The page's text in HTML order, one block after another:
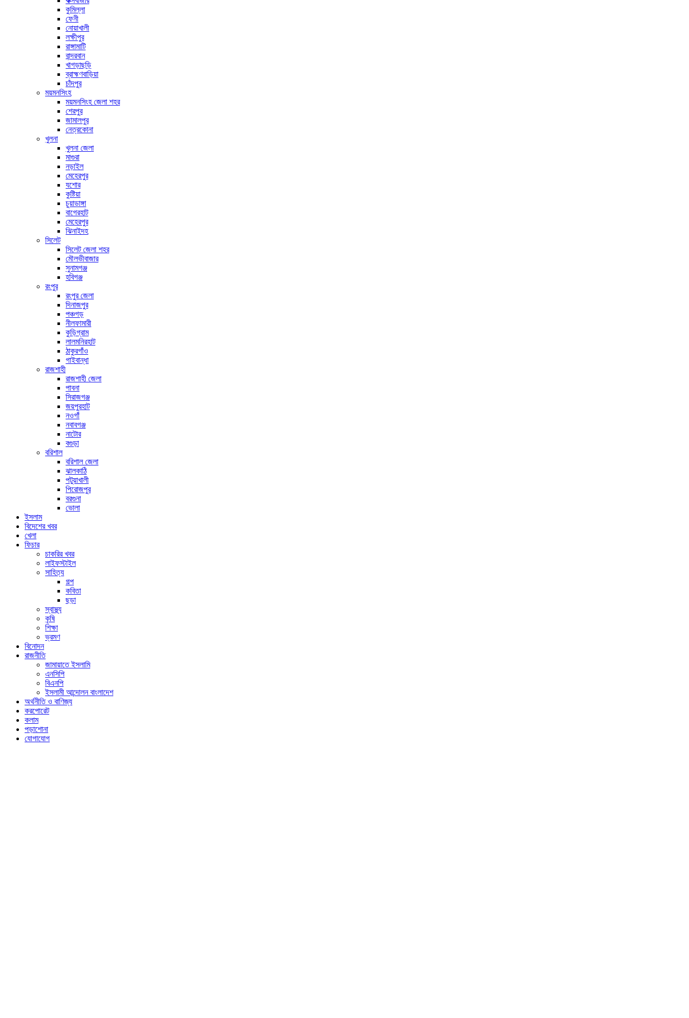
কুমিল্লা
ফেনী
নোয়াখালী
লক্ষীপুর
রাঙ্গামাটি
বান্দরবান
খাগড়াছড়ি
ব্রাহ্মণবাড়িয়া
চাঁদপুর
ময়মনসিংহ
ময়মনসিংহ জেলা শহর
শেরপুর
জামালপুর
নেত্রকোনা
খুলনা
খুলনা জেলা
মাগুরা
নড়াইল
মেহেরপুর
যশোর
কুষ্টিয়া
চুয়াডাঙ্গা
বাগেরহাট
মেহেরপুর
ঝিনাইদহ
সিলেট
সিলেট জেলা শহর
মৌলভীবাজার
সুনামগঞ্জ
হবিগঞ্জ
রংপুর
রংপুর জেলা
দিনাজপুর
পঞ্চগড়
নীলফামারী
কুড়িগ্রাম
লালমনিরহাট
ঠাকুরগাঁও
গাইবান্ধা
রাজশাহী
রাজশাহী জেলা
পাবনা
সিরাজগঞ্জ
জয়পুরহাট
নওগাঁ
নবাবগঞ্জ
নাটোর
বগুড়া
বরিশাল
বরিশাল জেলা
ঝালকাঠি
পটুয়াখালী
পিরোজপুর
বরগুনা
ভোলা
ইসলাম
বিদেশের খবর
খেলা
ফিচার
চাকরির খবর
লাইফস্টাইল
সাহিত্য
গল্প
কবিতা
ছড়া
স্বাস্থ্য
কৃষি
শিক্ষা
ভ্রমণ
বিনোদন
রাজনীতি
জামায়াতে ইসলামি
এনসিপি
বিএনপি
ইসলামী আন্দোলন বাংলাদেশ
অর্থনীতি ও বাণিজ্য
করপোরেট
কলাম
পড়াশোনা
যোগাযোগ